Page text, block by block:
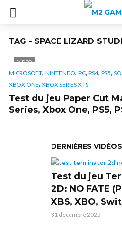
TAG - SPACE LIZARD
VIDÉO
MICROSOFT, NINTENDO, PC, PS4, PS5,
XBOX ONE, XBOX SERIES X | S
Test du jeu Paper Cut
Series, Xbox One, PS5,
DERNIÈRES VIDÉOS
Test du jeu
2D: NO FATE
XBS, XBO,
31 décembre 2025